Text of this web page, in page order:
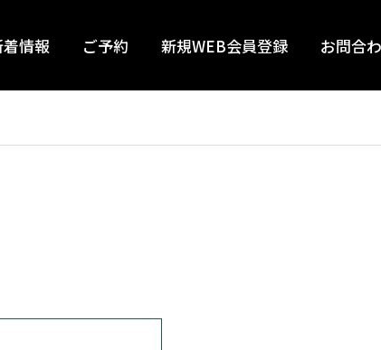
情報 ご予約 新規WEB会員登録 お問合